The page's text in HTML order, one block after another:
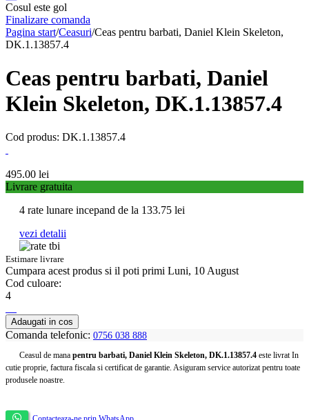
Cosul este gol
Finalizare comanda
Pagina start/Ceasuri/Ceas pentru barbati, Daniel Klein Skeleton,
DK.1.13857.4
Ceas pentru barbati, Daniel
Klein Skeleton, DK.1.13857.4
Cod produs: DK.1.13857.4
495.00 lei
Livrare gratuita
4 rate lunare incepand de la 133.75 lei
vezi detalii
Estimare livrare
Cumpara acest produs si il poti primi Luni, 10 August
Cod culoare:
4
Adaugati in cos
Comanda telefonic: 0756 038 888
Ceasul de mana pentru barbati, Daniel Klein Skeleton, DK.1.13857.4 este livrat In
cutie proprie, factura fiscala si certificat de garantie. Asiguram service autorizat pentru toate
produsele noastre.